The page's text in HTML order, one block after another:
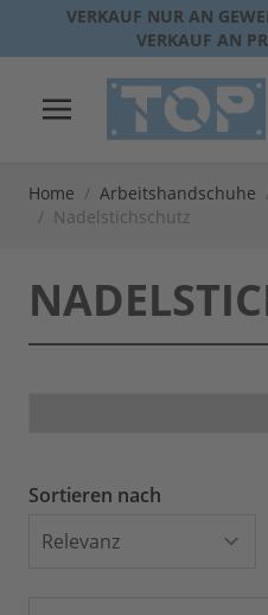
Direkt zum Inhalt
VERKAUF NUR AN
VERKAUF AN
Home / Arbeitshandschuhe
/ Nadelstichschutz
Sortieren nach